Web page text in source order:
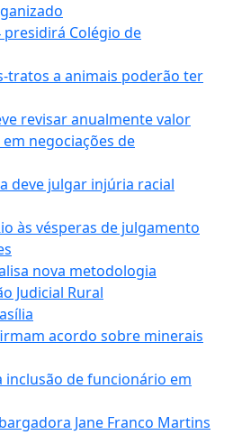
presidirá Colégio de
tratos a animais poderão ter
revisar anualmente valor
negociações de
deve julgar injúria racial
às vésperas de julgamento
nova metodologia
Judicial Rural
acordo sobre minerais
inclusão de funcionário em
Jane Franco Martins